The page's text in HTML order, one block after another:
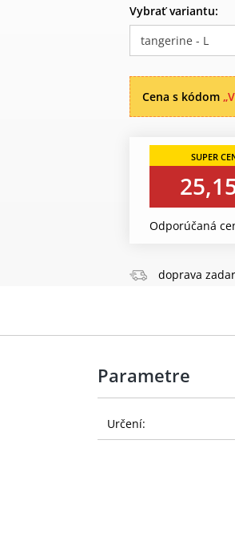
Vybrať variantu:
tangerine - L
Cena s kódom
Odporúčaná
doprava
Parametre
Určení: